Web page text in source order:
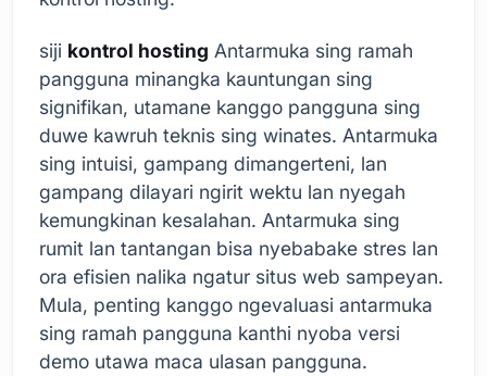
siji kontrol hosting Antarmuka sing ramah
pangguna minangka kauntungan sing
signifikan, utamane kanggo pangguna sing
duwe kawruh teknis sing winates. Antarmuka
sing intuisi, gampang dimangerteni, lan
gampang dilayari ngirit wektu lan nyegah
kemungkinan kesalahan. Antarmuka sing
rumit lan tantangan bisa nyebabake stres lan
ora efisien nalika ngatur situs web sampeyan.
Mula, penting kanggo ngevaluasi antarmuka
sing ramah pangguna kanthi nyoba versi
demo utawa maca ulasan pangguna.